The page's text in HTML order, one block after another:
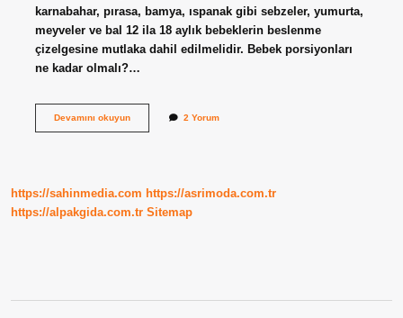
karnabahar, pırasa, bamya, ıspanak gibi sebzeler, yumurta,
meyveler ve bal 12 ila 18 aylık bebeklerin beslenme
çizelgesine mutlaka dahil edilmelidir. Bebek porsiyonları
ne kadar olmalı?…
Devamını okuyun1
Kadar
2 Yorum
https://sahinmedia.com https://asrimoda.com.tr
https://alpakgida.com.tr Sitemap